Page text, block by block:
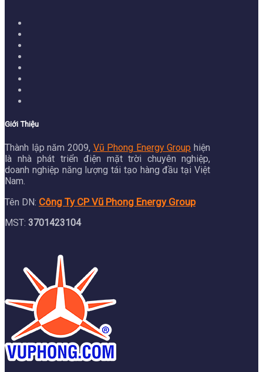
Giới Thiệu
Thành lập năm 2009, Vũ Phong Energy Group hiện
là nhà phát triển điện mặt trời chuyên nghiệp,
doanh nghiệp năng lượng tái tạo hàng đầu tại Việt
Nam.
Tên DN: Công Ty CP Vũ Phong Energy Group
MST: 3701423104